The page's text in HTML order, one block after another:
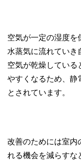
空気が一定の湿度を
水蒸気に流れていき
空気が乾燥している
やすくなるため、静
とされています。
改善のためには室内
れる機会を減らすな